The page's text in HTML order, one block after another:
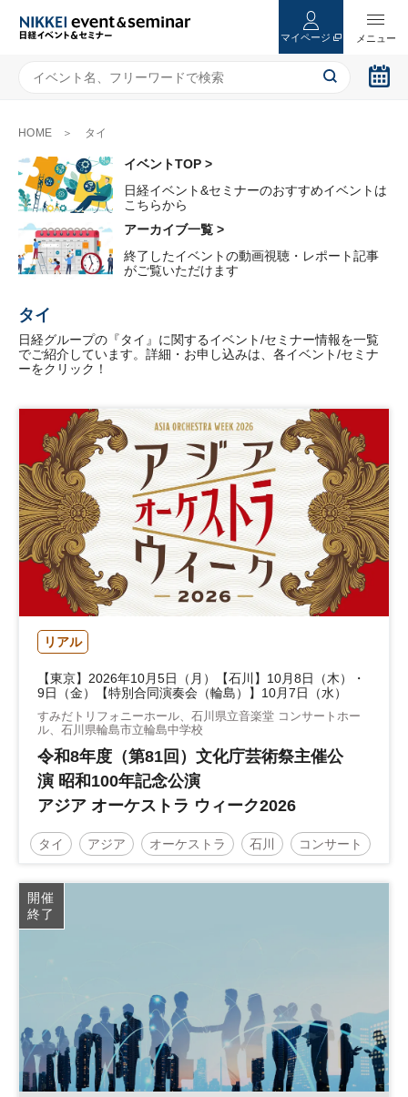
マイページ
HOME タイ
イベントTOP >
日経イベント&セミナーのおすすめイベントは
こちらから
アーカイブ一覧 >
終了したイベントの動画視聴・レポート記事
がご覧いただけます
タイ
日経グループの『タイ』に関するイベント/セミナー情報を一覧
でご紹介しています。詳細・お申し込みは、各イベント/セミナ
ーをクリック！
リアル
【東京】2026年10月5日（月）【石川】10月8日（木）・
9日（金）【特別合同演奏会（輪島）】10月7日（水）
すみだトリフォニーホール、石川県立音楽堂 コンサートホー
ル、石川県輪島市立輪島中学校
令和8年度（第81回）文化庁芸術祭主催公
演 昭和100年記念公演
アジア オーケストラ ウィーク2026
タイ アジア オーケストラ 石川 コンサート
開催
終了